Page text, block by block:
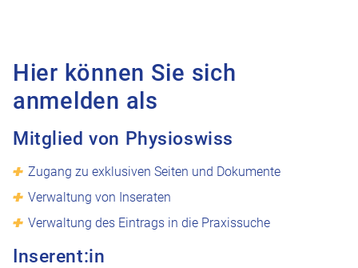
Hier können Sie sich
anmelden als
Mitglied von Physioswiss
Zugang zu exklusiven Seiten und Dokumente
Verwaltung von Inseraten
Verwaltung des Eintrags in die Praxissuche
Inserent:in